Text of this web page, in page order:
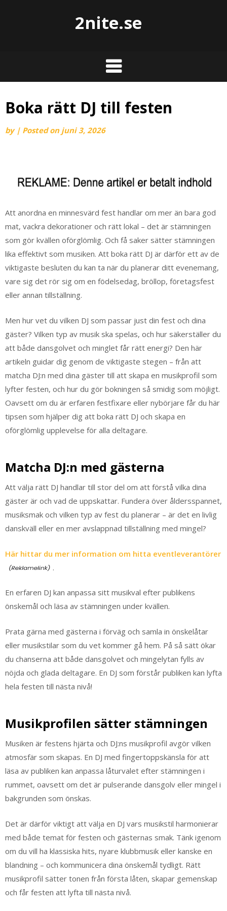
2nite.se
Boka rätt DJ till festen
by | Posted on juni 3, 2026
Att anordna en minnesvärd fest handlar om mer än bara god
mat, vackra dekorationer och rätt lokal – det är stämningen
som gör kvällen oförglömlig. Och få saker sätter stämningen
lika effektivt som musiken. Att boka rätt DJ är därför ett av de
viktigaste besluten du kan ta när du planerar ditt evenemang,
vare sig det rör sig om en födelsedag, bröllop, företagsfest
eller annan tillställning.
Men hur vet du vilken DJ som passar just din fest och dina
gäster? Vilken typ av musik ska spelas, och hur säkerställer du
att både dansgolvet och minglet får rätt energi? Den här
artikeln guidar dig genom de viktigaste stegen – från att
matcha DJ:n med dina gäster till att skapa en musikprofil som
lyfter festen, och hur du gör bokningen så smidig som möjligt.
Oavsett om du är erfaren festfixare eller nybörjare får du här
tipsen som hjälper dig att boka rätt DJ och skapa en
oförglömlig upplevelse för alla deltagare.
Matcha DJ:n med gästerna
Att välja rätt DJ handlar till stor del om att förstå vilka dina
gäster är och vad de uppskattar. Fundera över åldersspannet,
musiksmak och vilken typ av fest du planerar – är det en livlig
danskväll eller en mer avslappnad tillställning med mingel?
Här hittar du mer information om hitta eventleverantörer
.
En erfaren DJ kan anpassa sitt musikval efter publikens
önskemål och läsa av stämningen under kvällen.
Prata gärna med gästerna i förväg och samla in önskelåtar
eller musikstilar som du vet kommer gå hem. På så sätt ökar
du chanserna att både dansgolvet och mingelytan fylls av
nöjda och glada deltagare. En DJ som förstår publiken kan lyfta
hela festen till nästa nivå!
Musikprofilen sätter stämningen
Musiken är festens hjärta och DJ:ns musikprofil avgör vilken
atmosfär som skapas. En DJ med fingertoppskänsla för att
läsa av publiken kan anpassa låturvalet efter stämningen i
rummet, oavsett om det är pulserande dansgolv eller mingel i
bakgrunden som önskas.
Det är därför viktigt att välja en DJ vars musikstil harmonierar
med både temat för festen och gästernas smak. Tänk igenom
om du vill ha klassiska hits, nyare klubbmusik eller kanske en
blandning – och kommunicera dina önskemål tydligt. Rätt
musikprofil sätter tonen från första låten, skapar gemenskap
och får festen att lyfta till nästa nivå.